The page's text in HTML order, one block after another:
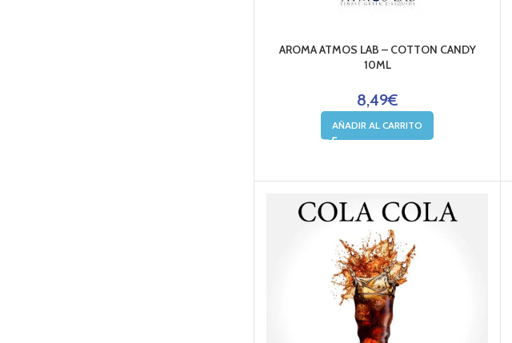
AROMA ATMOS LAB – COTTON CANDY
10ML
8,49€
AÑADIR AL CARRITO